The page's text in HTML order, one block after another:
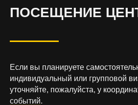
ПОСЕЩЕНИЕ
Если вы планируете
индивидуальный или групповой
уточняйте, пожалуйста, у
событий.